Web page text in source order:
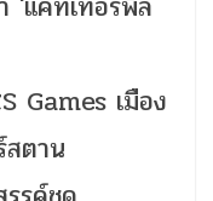
Games เมือง
ตาน